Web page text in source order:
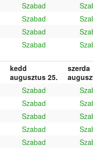
Szabad
Szabad
Szabad
Szabad
kedd
augusztus 25.
szerda
Szabad
Szabad
Szabad
Szabad
Szabad